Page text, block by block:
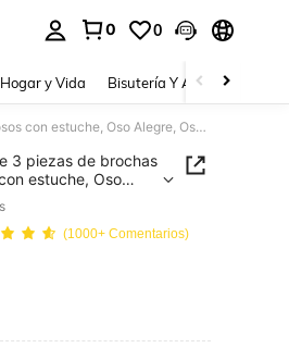
0 0
Hogar y Vida Bisutería Y Accesorios
SHEIN X Care Bears Set de 3 piezas de brochas de maquillaje de Ositos Amorosos con estuche, Oso Alegre, Oso, Bueno, Oso Sonriente, Regalos, Día de San Valentín
3 piezas de brochas
estuche, Oso
(1000+ Comentarios)